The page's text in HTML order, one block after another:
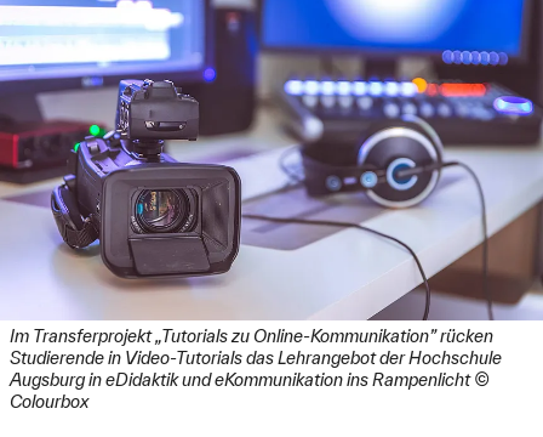
Im Transferprojekt „Tutorials zu Online-Kommunikation” rücken
Studierende in Video-Tutorials das Lehrangebot der Hochschule
Augsburg in eDidaktik und eKommunikation ins Rampenlicht ©
Colourbox